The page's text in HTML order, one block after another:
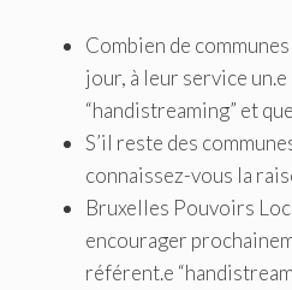
Combien de
jour, à leur service
“handistreaming” et
S’il reste des
connaissez-vous la
Bruxelles Pouvoirs
encourager
référent.e